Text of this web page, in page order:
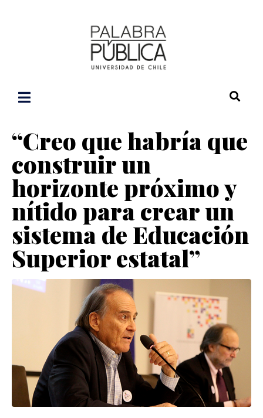
“Creo que habría que
construir un
horizonte próximo y
nítido para crear un
sistema de Educación
Superior estatal”